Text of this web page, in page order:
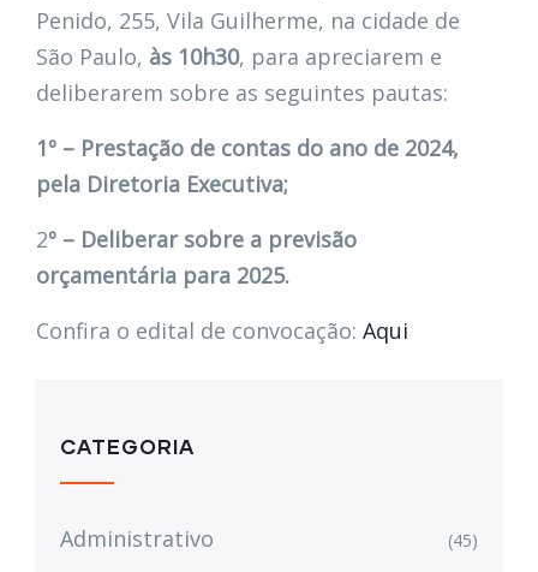
Penido, 255, Vila Guilherme, na cidade de
São Paulo, às 10h30, para apreciarem e
deliberarem sobre as seguintes pautas:
1º – Prestação de contas do ano de 2024,
pela Diretoria Executiva;
2º – Deliberar sobre a previsão
orçamentária para 2025.
Confira o edital de convocação: Aqui
CATEGORIA
Administrativo (45)